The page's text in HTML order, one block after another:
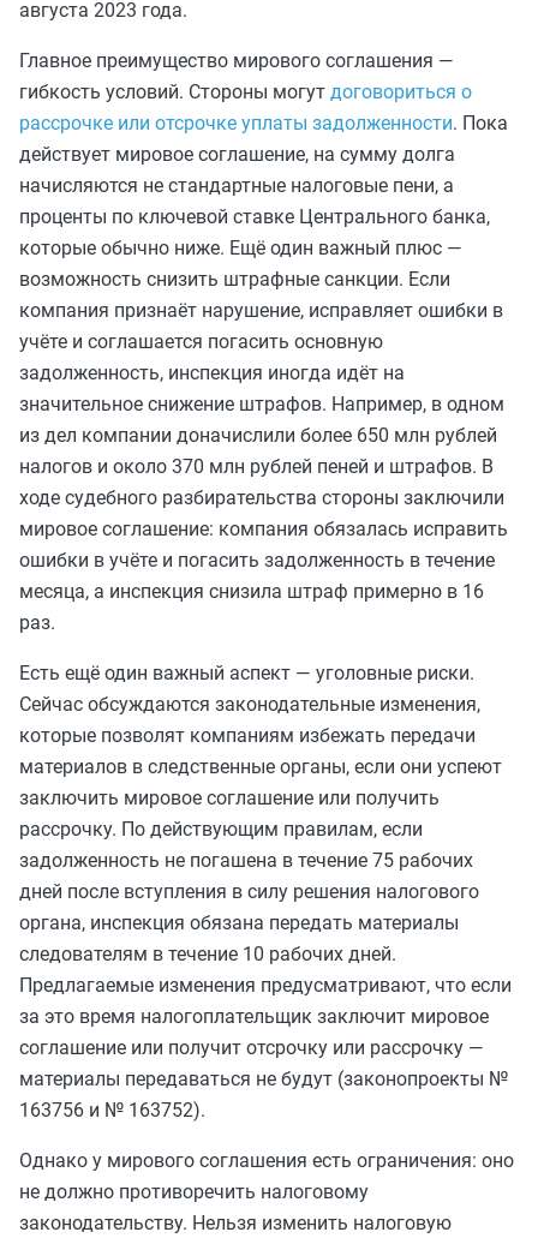
августа 2023 года.
Главное преимущество мирового соглашения —
гибкость условий. Стороны могут договориться о
рассрочке или отсрочке уплаты задолженности. Пока
действует мировое соглашение, на сумму долга
начисляются не стандартные налоговые пени, а
проценты по ключевой ставке Центрального банка,
которые обычно ниже. Ещё один важный плюс —
возможность снизить штрафные санкции. Если
компания признаёт нарушение, исправляет ошибки в
учёте и соглашается погасить основную
задолженность, инспекция иногда идёт на
значительное снижение штрафов. Например, в одном
из дел компании доначислили более 650 млн рублей
налогов и около 370 млн рублей пеней и штрафов. В
ходе судебного разбирательства стороны заключили
мировое соглашение: компания обязалась исправить
ошибки в учёте и погасить задолженность в течение
месяца, а инспекция снизила штраф примерно в 16
раз.
Есть ещё один важный аспект — уголовные риски.
Сейчас обсуждаются законодательные изменения,
которые позволят компаниям избежать передачи
материалов в следственные органы, если они успеют
заключить мировое соглашение или получить
рассрочку. По действующим правилам, если
задолженность не погашена в течение 75 рабочих
дней после вступления в силу решения налогового
органа, инспекция обязана передать материалы
следователям в течение 10 рабочих дней.
Предлагаемые изменения предусматривают, что если
за это время налогоплательщик заключит мировое
соглашение или получит отсрочку или рассрочку —
материалы передаваться не будут (законопроекты №
163756 и № 163752).
Однако у мирового соглашения есть ограничения: оно
не должно противоречить налоговому
законодательству. Нельзя изменить налоговую